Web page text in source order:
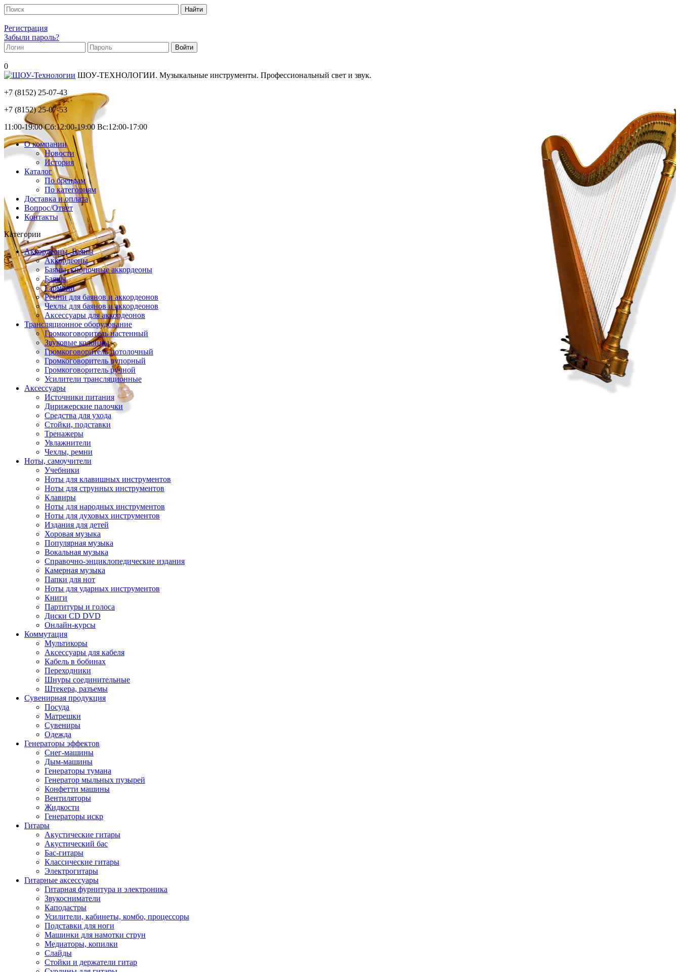
Регистрация
Забыли пароль?
0
ШОУ-ТЕХНОЛОГИИ. Музыкальные инструменты. Профессиональный свет и звук.
+7 (8152) 25-07-43
+7 (8152)25-07-53
11:00-19:00 Сб:12:00-19:00 Вс:12:00-17:00
О компании
Новости
История
Каталог
По брендам
По категориям
Доставка и оплата
Вопрос/Ответ
Контакты
Категории
Аккордеоны, Баяны
Аккордеоны
Баяны, кнопочные аккордеоны
Баяны
Гармони
Ремни для баянов и аккордеонов
Чехлы для баянов и аккордеонов
Аксессуары для аккордеонов
Трансляционное оборудование
Громкоговоритель настенный
Звуковые колонны
Громкоговоритель потолочный
Громкоговоритель рупорный
Громкоговоритель ручной
Усилители трансляционные
Аксессуары
Источники питания
Дирижерские палочки
Средства для ухода
Стойки, подставки
Тренажеры
Увлажнители
Чехлы, ремни
Ноты, самоучители
Учебники
Ноты для клавишных инструментов
Ноты для струнных инструментов
Клавиры
Ноты для народных инструментов
Ноты для духовых инструментов
Издания для детей
Хоровая музыка
Популярная музыка
Вокальная музыка
Справочно-энциклопедические издания
Камерная музыка
Папки для нот
Ноты для ударных инструментов
Книги
Партитуры и голоса
Диски CD DVD
Онлайн-курсы
Коммутация
Мультикоры
Аксессуары для кабеля
Кабель в бобинах
Переходники
Шнуры соединительные
Штекера, разъемы
Сувенирная продукция
Посуда
Матрешки
Сувениры
Одежда
Генераторы эффектов
Снег-машины
Дым-машины
Генераторы тумана
Генератор мыльных пузырей
Конфетти машины
Вентиляторы
Жидкости
Генераторы искр
Гитары
Акустические гитары
Акустический бас
Бас-гитары
Классические гитары
Электрогитары
Гитарные аксессуары
Гитарная фурнитура и электроника
Звукосниматели
Каподастры
Усилители, кабинеты, комбо, процессоры
Подставки для ноги
Машинки для намотки струн
Медиаторы, копилки
Слайды
Стойки и держатели гитар